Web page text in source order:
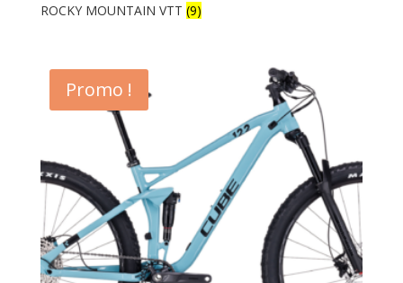
ROCKY MOUNTAIN VTT (9)
Promo !